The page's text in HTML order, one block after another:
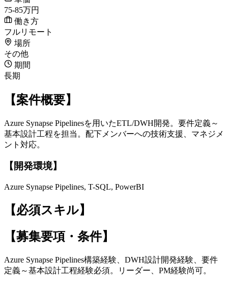
75-85万円
働き方
フルリモート
場所
その他
期間
長期
【案件概要】
Azure Synapse Pipelinesを用いたETL/DWH開発。要件定義～
基本設計工程を担当。配下メンバーへの技術支援、マネジメ
ント対応。
【開発環境】
Azure Synapse Pipelines, T-SQL, PowerBI
【必須スキル】
【募集要項・条件】
Azure Synapse Pipelines構築経験、DWH設計開発経験、要件
定義～基本設計工程経験必須。リーダー、PM経験尚可。